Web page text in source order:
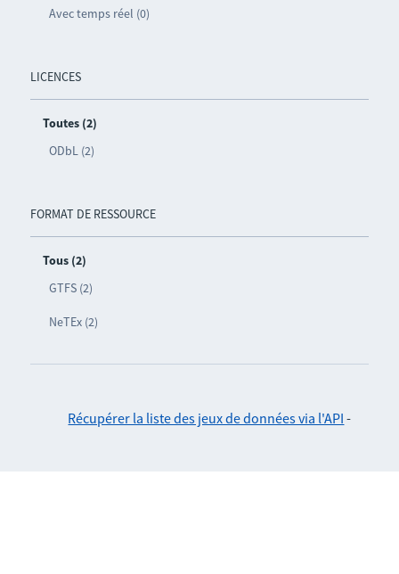
Avec temps réel (0)
LICENCES
Toutes (2)
ODbL (2)
FORMAT DE RESSOURCE
Tous (2)
GTFS (2)
NeTEx (2)
Récupérer la liste des jeux de données via l'API -